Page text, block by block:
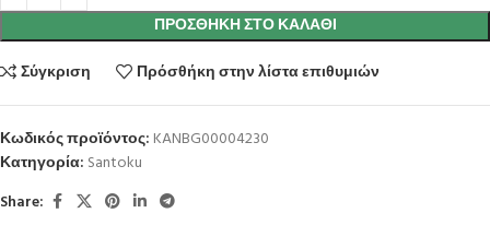
ΠΡΟΣΘΉΚΗ ΣΤΟ ΚΑΛΆΘΙ
Σύγκριση
Πρόσθήκη στην λίστα επιθυμιών
Κωδικός προϊόντος: KANBG00004230
Κατηγορία: Santoku
Share: